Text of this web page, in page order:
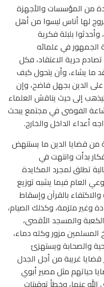
من المؤسسات والأجهزة
لها أناس ليسوا من أهل
بلبلة فكرية
الجمهور في علمائه
حرية الاعتقاد، فكل
ما يشاء، وأن يتحول كيف
الدين بجهل فاضح، وإن
إلى حيث يناقش العلماء
الفوضى في مجتمع يبحث
أعداء الداخل والخارج.
من قضايا الدين ما يستنهض
بدأت وانتهت في
تطلق لمجرد المكايدة
العام فيما يشبه توزيع
بالقرآن وإسقاط
وغير ملزمة، وكذلك الصيام،
والمسجد الأقصى،
المسلمين مزور وكله دماء،
والصحابة ويستهزئ
قضايا غريبة من أجل الجدل
حياتهم مثل مصير أبوي
عنها، وخطأ توقيتات